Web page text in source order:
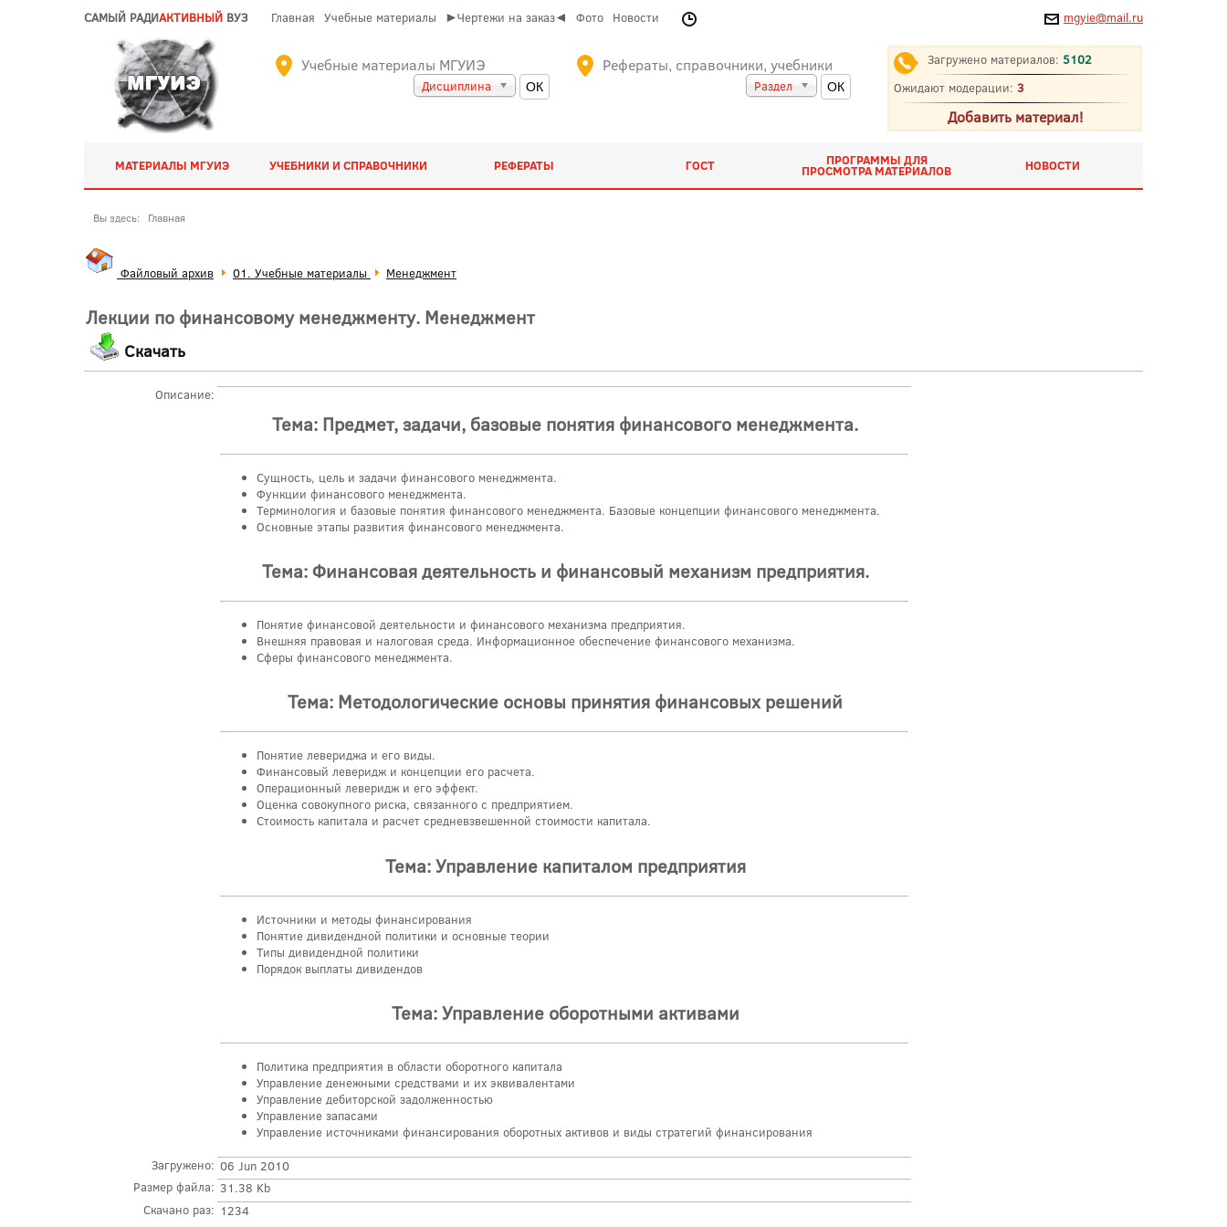
САМЫЙ РАДИАКТИВНЫЙ ВУЗ Главная Учебные материалы ►Чертежи на заказ◄ Фото Новости mgyie@mail.ru
Учебные материалы МГУИЭ
Дисциплина
Рефераты, справочники, учебники
Раздел
Загружено материалов: 5102
Ожидают модерации: 3
Добавить материал!
МАТЕРИАЛЫ МГУИЭ УЧЕБНИКИ И СПРАВОЧНИКИ РЕФЕРАТЫ ГОСТ ПРОГРАММЫ ДЛЯ
ПРОСМОТРА МАТЕРИАЛОВ НОВОСТИ
Вы здесь: Главная
Файловый архив 01. Учебные материалы Менеджмент
Лекции по финансовому менеджменту. Менеджмент
Скачать
Описание:
Тема: Предмет, задачи, базовые понятия финансового менеджмента.
Сущность, цель и задачи финансового менеджмента.
Функции финансового менеджмента.
Терминология и базовые понятия финансового менеджмента. Базовые концепции финансового менеджмента.
Основные этапы развития финансового менеджмента.
Тема: Финансовая деятельность и финансовый механизм предприятия.
Понятие финансовой деятельности и финансового механизма предприятия.
Внешняя правовая и налоговая среда. Информационное обеспечение финансового механизма.
Сферы финансового менеджмента.
Тема: Методологические основы принятия финансовых решений
Понятие левериджа и его виды.
Финансовый леверидж и концепции его расчета.
Операционный леверидж и его эффект.
Оценка совокупного риска, связанного с предприятием.
Стоимость капитала и расчет средневзвешенной стоимости капитала.
Тема: Управление капиталом предприятия
Источники и методы финансирования
Понятие дивидендной политики и основные теории
Типы дивидендной политики
Порядок выплаты дивидендов
Тема: Управление оборотными активами
Политика предприятия в области оборотного капитала
Управление денежными средствами и их эквивалентами
Управление дебиторской задолженностью
Управление запасами
Управление источниками финансирования оборотных активов и виды стратегий финансирования
Загружено: 06 Jun 2010
Размер файла: 31.38 Kb
Скачано раз: 1234